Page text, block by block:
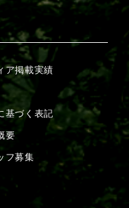
ア掲載実績
基づく表記
要
フ募集